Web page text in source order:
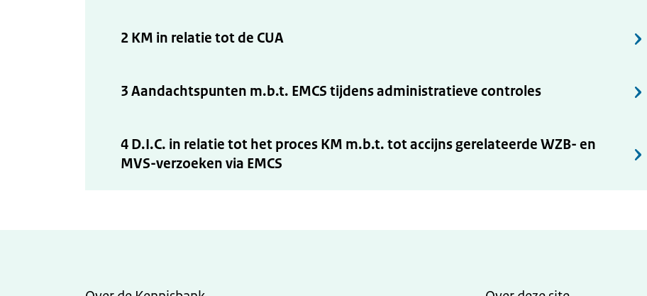
2 KM in relatie tot de CUA
3 Aandachtspunten m.b.t. EMCS tijdens administratieve controles
4 D.I.C. in relatie tot het proces KM m.b.t. tot accijns gerelateerde WZB- en
MVS-verzoeken via EMCS